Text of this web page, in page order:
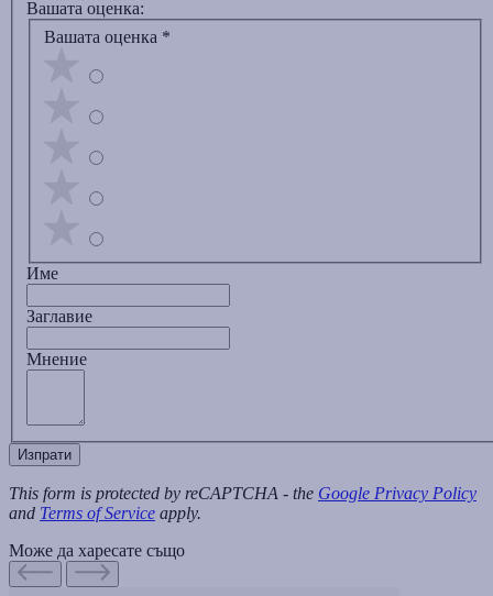
Вашата оценка:
Вашата оценка *
Име
Заглавиe
Мнение
Изпрати
This form is protected by reCAPTCHA - the Google Privacy Policy
and Terms of Service apply.
Може да харесате също